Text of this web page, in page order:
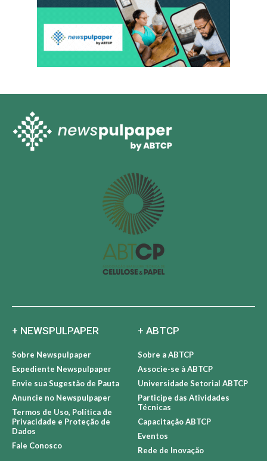
+ NEWSPULPAPER
Sobre Newspulpaper
Expediente Newspulpaper
Envie sua Sugestão de Pauta
Anuncie no Newspulpaper
Termos de Uso, Política de
Privacidade e Proteção de
Dados
Fale Conosco
+ ABTCP
Sobre a ABTCP
Associe-se à ABTCP
Universidade Setorial ABTCP
Participe das Atividades
Técnicas
Capacitação ABTCP
Eventos
Rede de Inovação